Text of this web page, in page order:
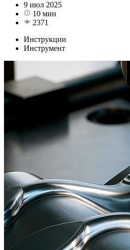
9 июл 2025
10 мин
2371
Инструкции
Инструмент